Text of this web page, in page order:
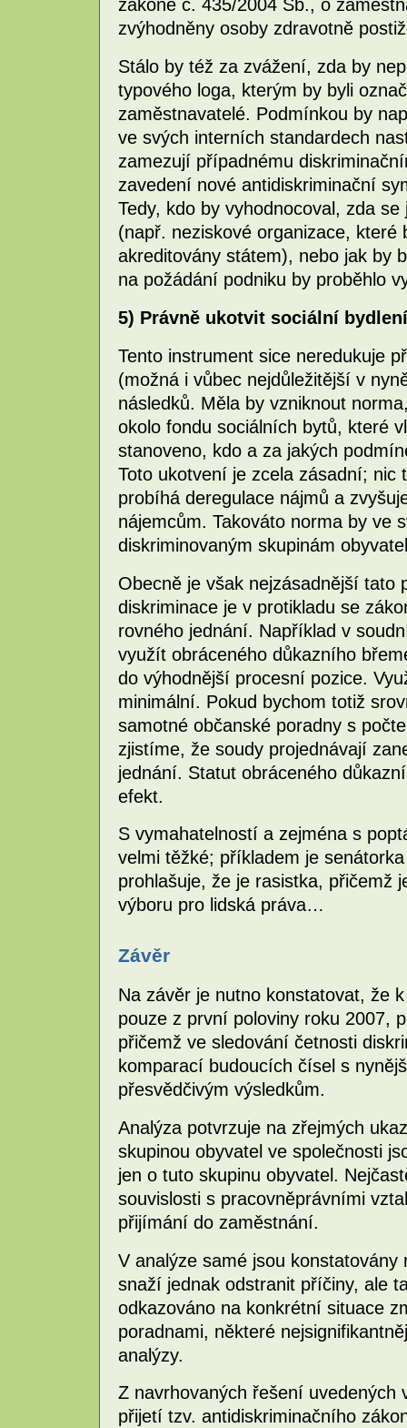
zákoně č. 435/2004 Sb., o
zvýhodněny osoby zdravotně
Stálo by též za zvážení, zda by
typového loga, kterým by byli
zaměstnavatelé. Podmínkou by
ve svých interních standardech
zamezují případnému
zavedení nové antidiskriminační
Tedy, kdo by vyhodnocoval, zda
(např. neziskové organizace, které
akreditovány státem), nebo jak by
na požádání podniku by proběhlo
5) Právně ukotvit sociální bydlení
Tento instrument sice neredukuje
(možná i vůbec nejdůležitější v
následků. Měla by vzniknout
okolo fondu sociálních bytů, které
stanoveno, kdo a za jakých
Toto ukotvení je zcela zásadní; nic
probíhá deregulace nájmů a
nájemcům. Takováto norma by ve
diskriminovaným skupinám
Obecně je však nejzásadnější tato
diskriminace je v protikladu se
rovného jednání. Například v
využít obráceného důkazního
do výhodnější procesní pozice.
minimální. Pokud bychom totiž
samotné občanské poradny s
zjistíme, že soudy projednávají
jednání. Statut obráceného
efekt.
S vymahatelností a zejména s
velmi těžké; příkladem je
prohlašuje, že je rasistka, přičemž
výboru pro lidská práva…
Závěr
Na závěr je nutno konstatovat, že
pouze z první poloviny roku 2007,
přičemž ve sledování četnosti
komparací budoucích čísel s
přesvědčivým výsledkům.
Analýza potvrzuje na zřejmých
skupinou obyvatel ve společnosti
jen o tuto skupinu obyvatel.
souvislosti s pracovněprávními
přijímání do zaměstnání.
V analýze samé jsou
snaží jednak odstranit příčiny, ale
odkazováno na konkrétní situace
poradnami, některé
analýzy.
Z navrhovaných řešení uvedených
přijetí tzv. antidiskriminačního